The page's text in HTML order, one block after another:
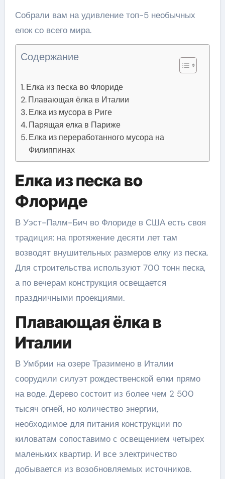
Собрали вам на удивление топ-5 необычных
елок со всего мира.
Содержание
Елка из песка во Флориде
Плавающая ёлка в Италии
Елка из мусора в Риге
Парящая елка в Париже
Елка из переработанного мусора на
Филиппинах
Елка из песка во
Флориде
В Уэст-Палм-Бич во Флориде в США есть своя
традиция: на протяжение десяти лет там
возводят внушительных размеров елку из песка.
Для строительства используют 700 тонн песка,
а по вечерам конструкция освещается
праздничными проекциями.
Плавающая ёлка в
Италии
В Умбрии на озере Тразимено в Италии
соорудили силуэт рождественской елки прямо
на воде. Дерево состоит из более чем 2 500
тысяч огней, но количество энергии,
необходимое для питания конструкции по
киловатам сопоставимо с освещением четырех
маленьких квартир. И все электричество
добывается из возобновляемых источников.